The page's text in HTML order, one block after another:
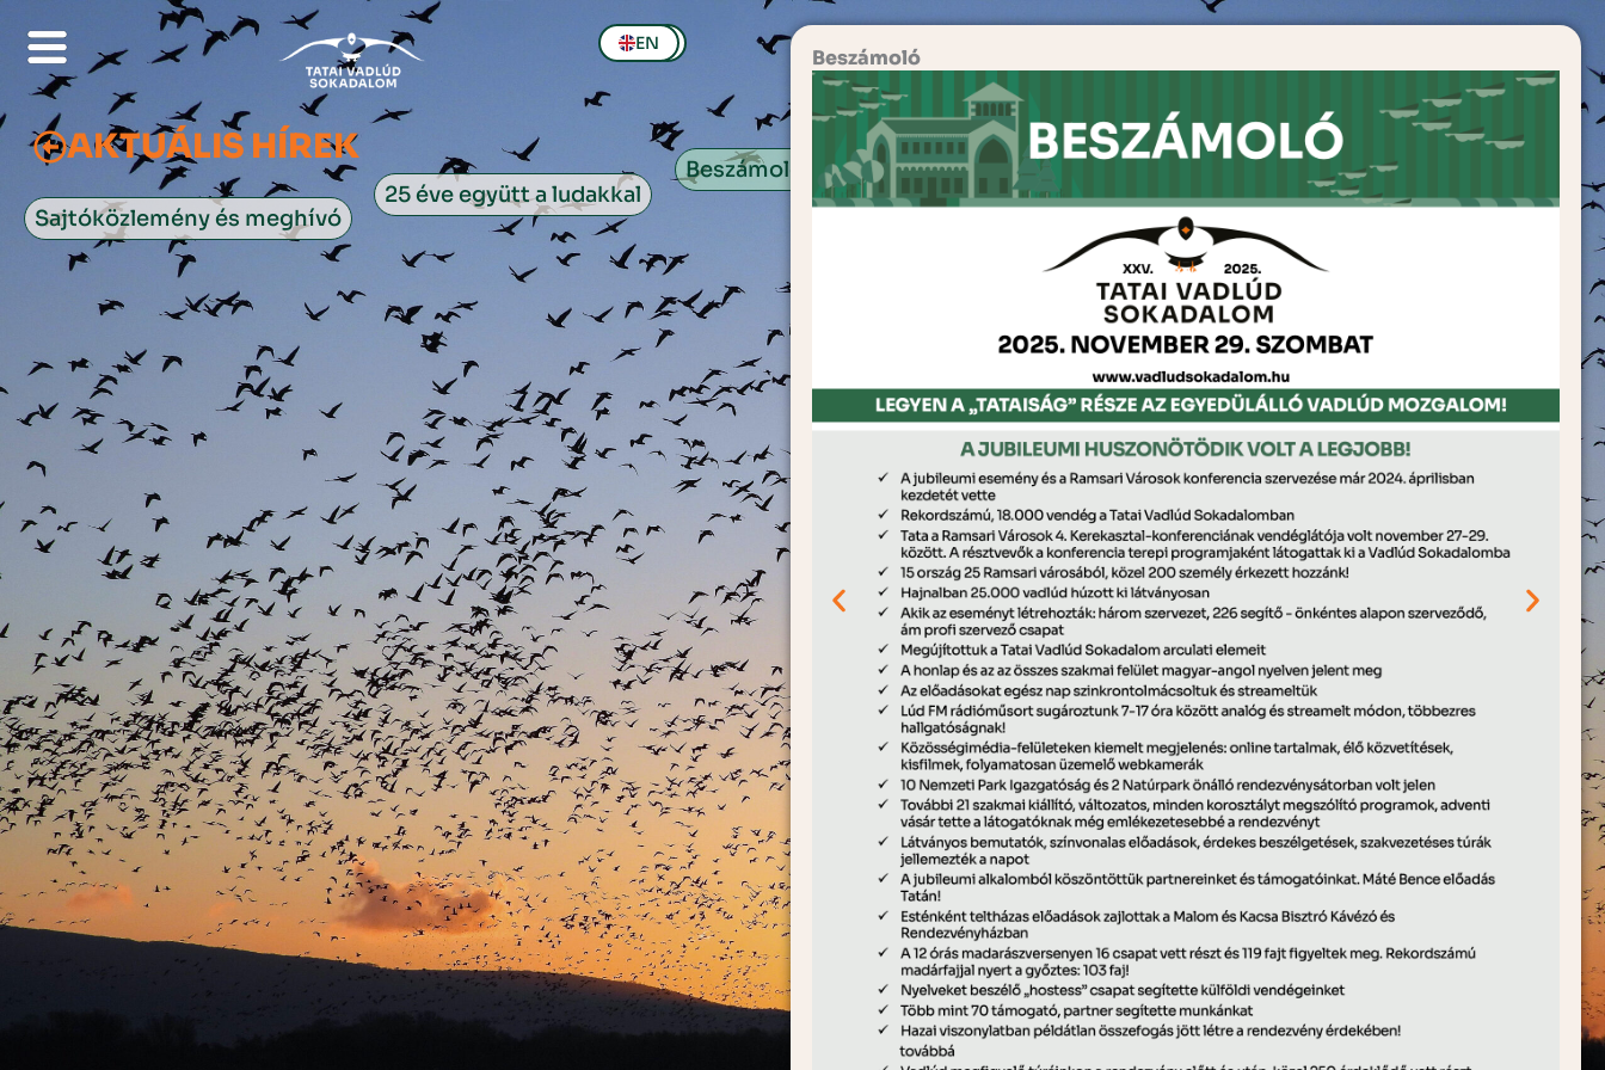
content
EN
AKTUÁLIS HÍREK
Sajtóközlemény és meghívó
25 éve együtt a ludakkal
Beszámoló
Beszámoló